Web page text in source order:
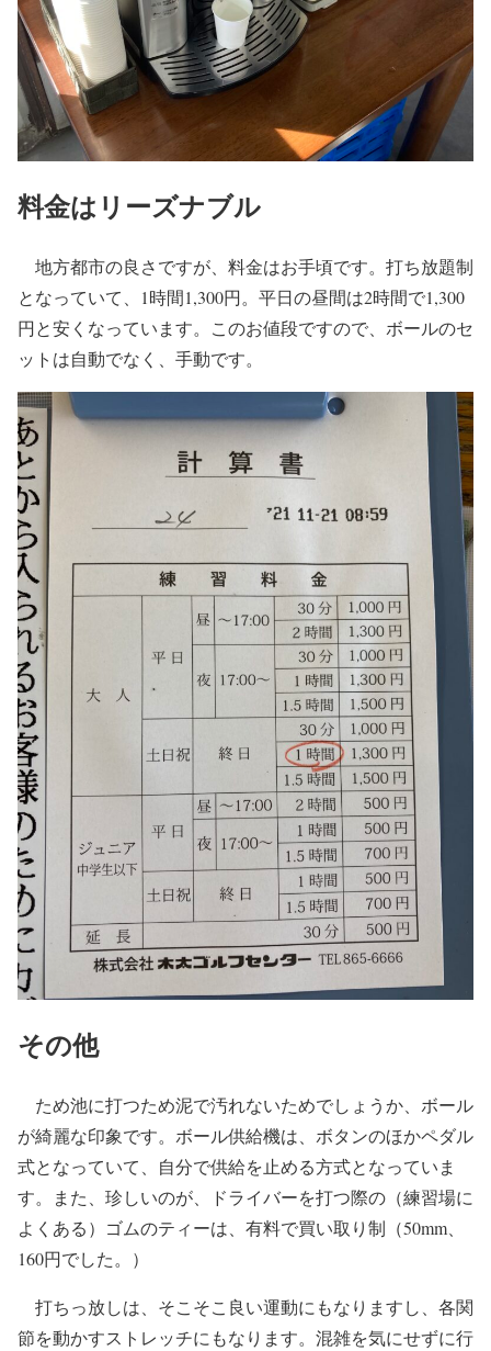
料金はリーズナブル
地方都市の良さですが、料金はお手頃です。打ち放題制
となっていて、1時間1,300円。平日の昼間は2時間で1,300
円と安くなっています。このお値段ですので、ボールのセ
ットは自動でなく、手動です。
その他
ため池に打つため泥で汚れないためでしょうか、ボール
が綺麗な印象です。ボール供給機は、ボタンのほかペダル
式となっていて、自分で供給を止める方式となっていま
す。また、珍しいのが、ドライバーを打つ際の（練習場に
よくある）ゴムのティーは、有料で買い取り制（50mm、
160円でした。）
打ちっ放しは、そこそこ良い運動にもなりますし、各関
節を動かすストレッチにもなります。混雑を気にせずに行